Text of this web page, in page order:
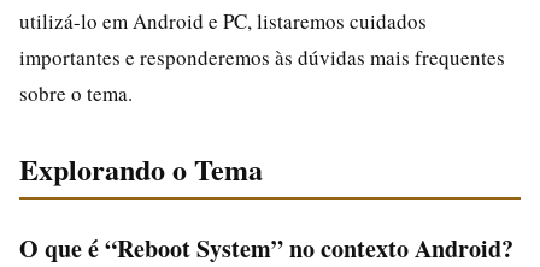
utilizá-lo em Android e PC, listaremos cuidados
importantes e responderemos às dúvidas mais frequentes
sobre o tema.
Explorando o Tema
O que é “Reboot System” no contexto Android?